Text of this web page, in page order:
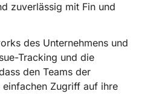
zuverlässig mit Fin und
des Unternehmens und
Tracking und die
den Teams der
Zugriff auf ihre